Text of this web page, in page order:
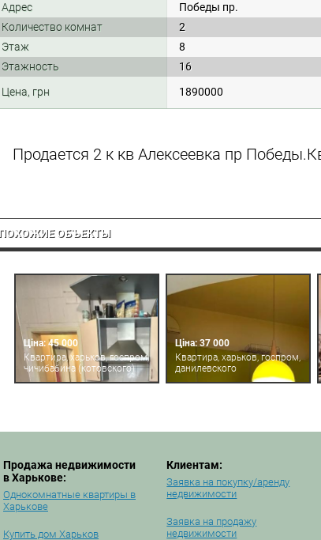
Адрес
Победы пр.
Количество комнат
2
Этаж
8
Этажность
16
Цена, грн
1890000
Продается 2 к кв Алексеевка пр
ПОХОЖИЕ ОБЪЕКТЫ
Ціна: 45 000
Квартира, харьков, госпром,
чичибабина (котовского)
Ціна: 37 000
Квартира, харьков, госпром,
данилевского
Продажа недвижимости
в Харькове:
Однокомнатные квартиры в
Харькове
Купить дом Харьков
Клиентам:
Заявка на покупку/аренду
недвижимости
Заявка на продажу
недвижимости